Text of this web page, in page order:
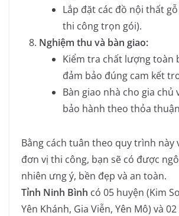
Lắp đặt các đồ nội thất
thi công trọn gói).
Nghiệm thu và bàn giao:
Kiểm tra chất lượng toàn
đảm bảo đúng cam kết
Bàn giao nhà cho gia chủ
bảo hành theo thỏa
Bằng cách tuân theo quy trình này
đơn vị thi công, bạn sẽ có được
nhiên ưng ý, bền đẹp và an toàn.
Tỉnh Ninh Bình có 05 huyện (Kim
Yên Khánh, Gia Viễn, Yên Mô) và